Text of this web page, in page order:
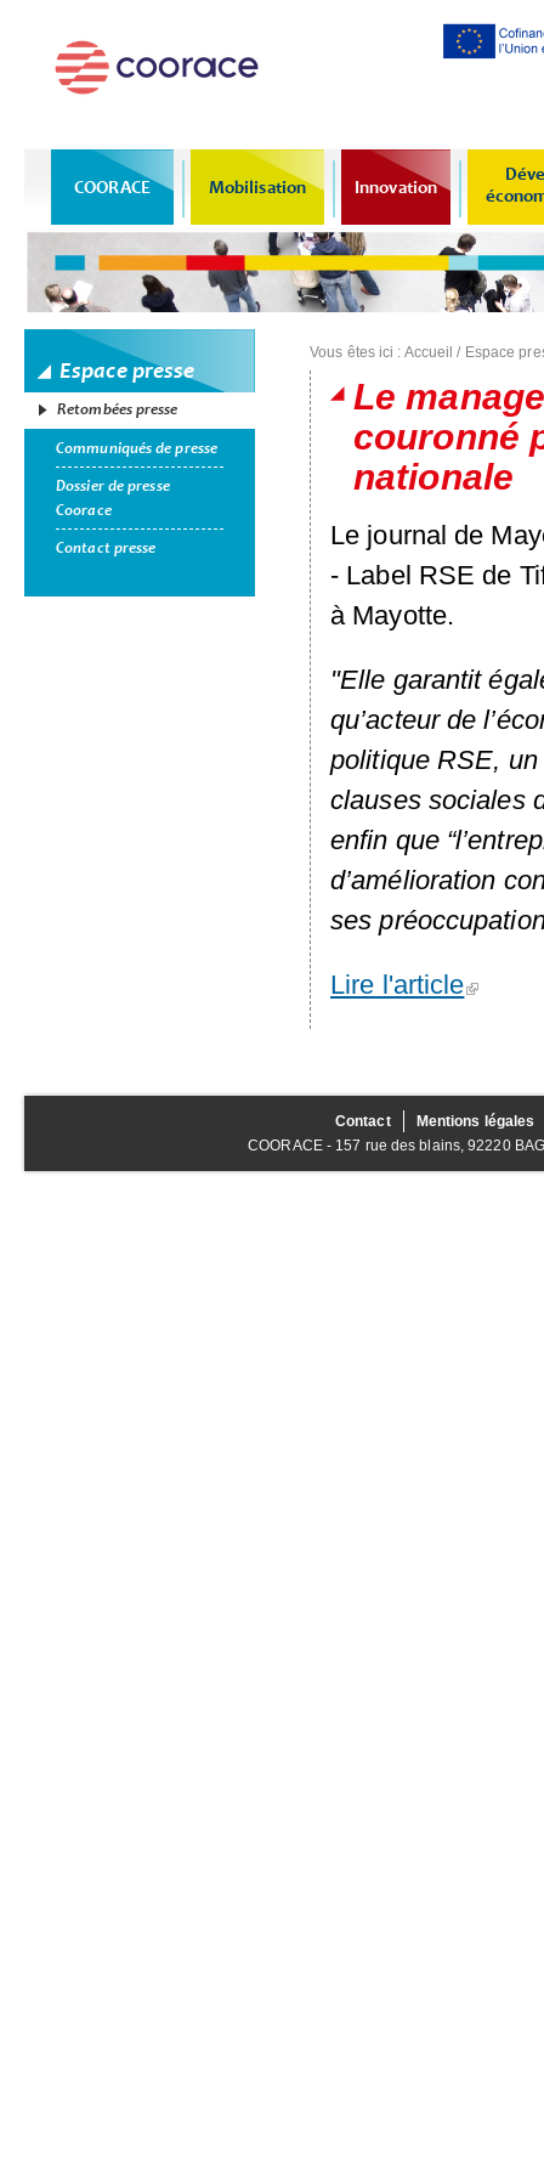
COORACE Mobilisation Innovation
Espace presse
Retombées presse
Communiqués de presse
Dossier de presse
Coorace
Contact presse
Vous êtes ici : Accueil / Espace
Le
couronné
nationale
Le journal de
- Label RSE de
à Mayotte.
"Elle garantit
qu’acteur de
politique RSE,
clauses sociales
enfin que
d’amélioration
ses
Lire l'article
Contact
Mentions légales
COORACE - 157 rue des blains, 92220